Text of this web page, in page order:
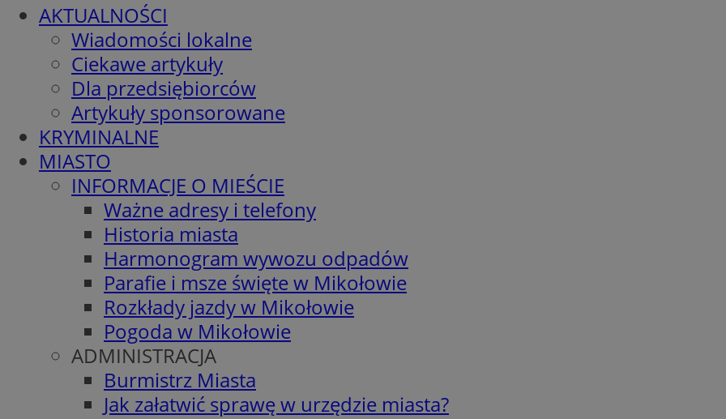
AKTUALNOŚCI
Wiadomości lokalne
Ciekawe artykuły
Dla przedsiębiorców
Artykuły sponsorowane
KRYMINALNE
MIASTO
INFORMACJE O MIEŚCIE
Ważne adresy i telefony
Historia miasta
Harmonogram wywozu odpadów
Parafie i msze święte w Mikołowie
Rozkłady jazdy w Mikołowie
Pogoda w Mikołowie
ADMINISTRACJA
Burmistrz Miasta
Jak załatwić sprawę w urzędzie miasta?